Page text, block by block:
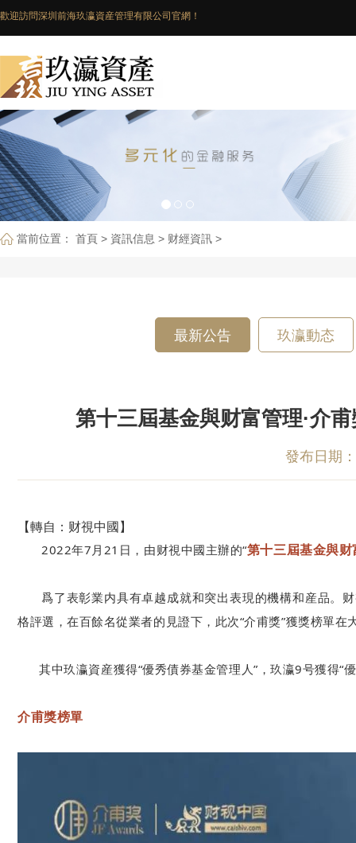
歡迎訪問深圳前海玖瀛資産管理有限公司官網！
當前位置： 首頁 > 資訊信息 > 财經資訊 >
最新公告 玖瀛動态
第十三屆基金與财富管理·介
發布日期
【轉自：财視中國】
2022年7月21日，由财視中國主辦的“第十三屆基金與
爲了表彰業内具有卓越成就和突出表現的機構和産品。
格評選，在百餘名從業者的見證下，此次“介甫獎”獲獎榜單在
其中玖瀛資産獲得“優秀債券基金管理人”，玖瀛9号獲得“
介甫獎榜單